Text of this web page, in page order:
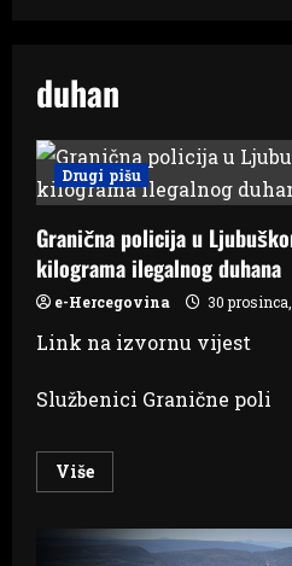
duhan
Drugi pišu
Granična policija u
kilograma ilegalnog duhana
e-Hercegovina 30
Link na izvornu vijest
Službenici Granične poli
VišeRead
more
policija